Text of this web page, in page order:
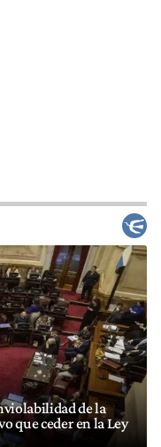
de la
que ceder en la Ley